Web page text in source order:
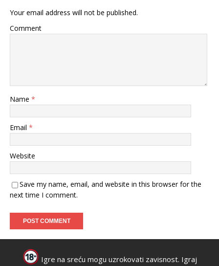
Your email address will not be published.
Comment
Name *
Email *
Website
Save my name, email, and website in this browser for the
next time I comment.
Igre na sreću mogu uzrokovati zavisnost. Igraj